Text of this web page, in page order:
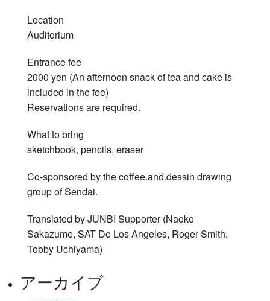
Location
Auditorium
Entrance fee
2000 yen (An afternoon snack of tea and cake is
included in the fee)
Reservations are required.
What to bring
sketchbook, pencils, eraser
Co-sponsored by the coffee.and.dessin drawing
group of Sendai.
Translated by JUNBI Supporter (Naoko
Sakazume, SAT De Los Angeles, Roger Smith,
Tobby Uchiyama)
アーカイブ